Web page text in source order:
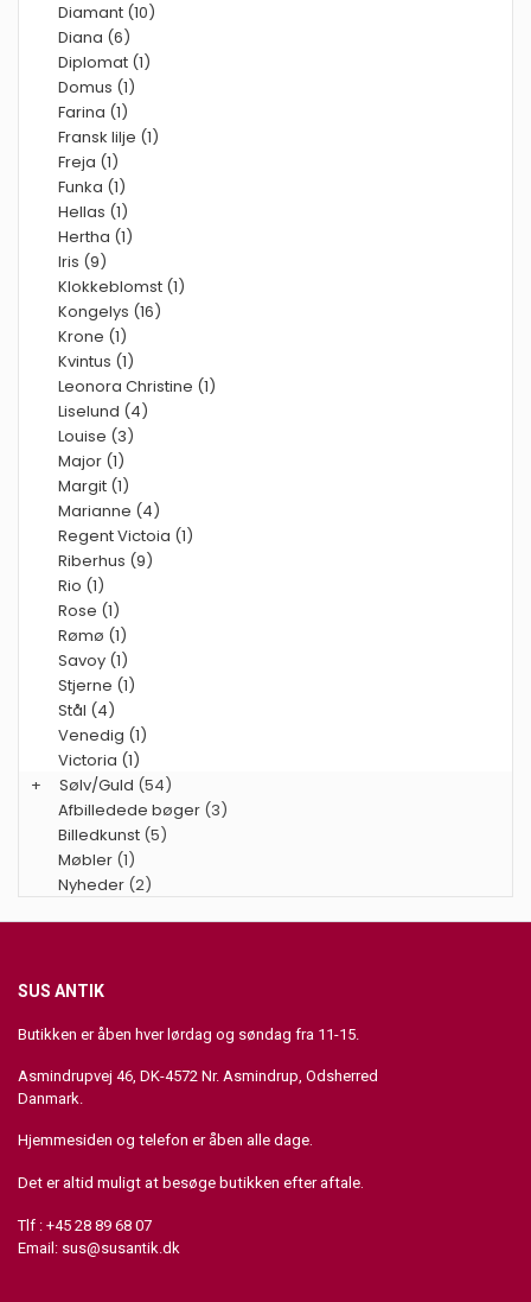
Diamant (10)
Diana (6)
Diplomat (1)
Domus (1)
Farina (1)
Fransk lilje (1)
Freja (1)
Funka (1)
Hellas (1)
Hertha (1)
Iris (9)
Klokkeblomst (1)
Kongelys (16)
Krone (1)
Kvintus (1)
Leonora Christine (1)
Liselund (4)
Louise (3)
Major (1)
Margit (1)
Marianne (4)
Regent Victoia (1)
Riberhus (9)
Rio (1)
Rose (1)
Rømø (1)
Savoy (1)
Stjerne (1)
Stål (4)
Venedig (1)
Victoria (1)
+
Sølv/Guld (54)
Afbilledede bøger (3)
Billedkunst (5)
Møbler (1)
Nyheder (2)
SUS ANTIK
Butikken er åben hver lørdag og søndag fra 11-15.
Asmindrupvej 46, DK-4572 Nr. Asmindrup, Odsherred
Danmark.
Hjemmesiden og telefon er åben alle dage.
Det er altid muligt at besøge butikken efter aftale.
Tlf : +45 28 89 68 07
Email: sus@susantik.dk